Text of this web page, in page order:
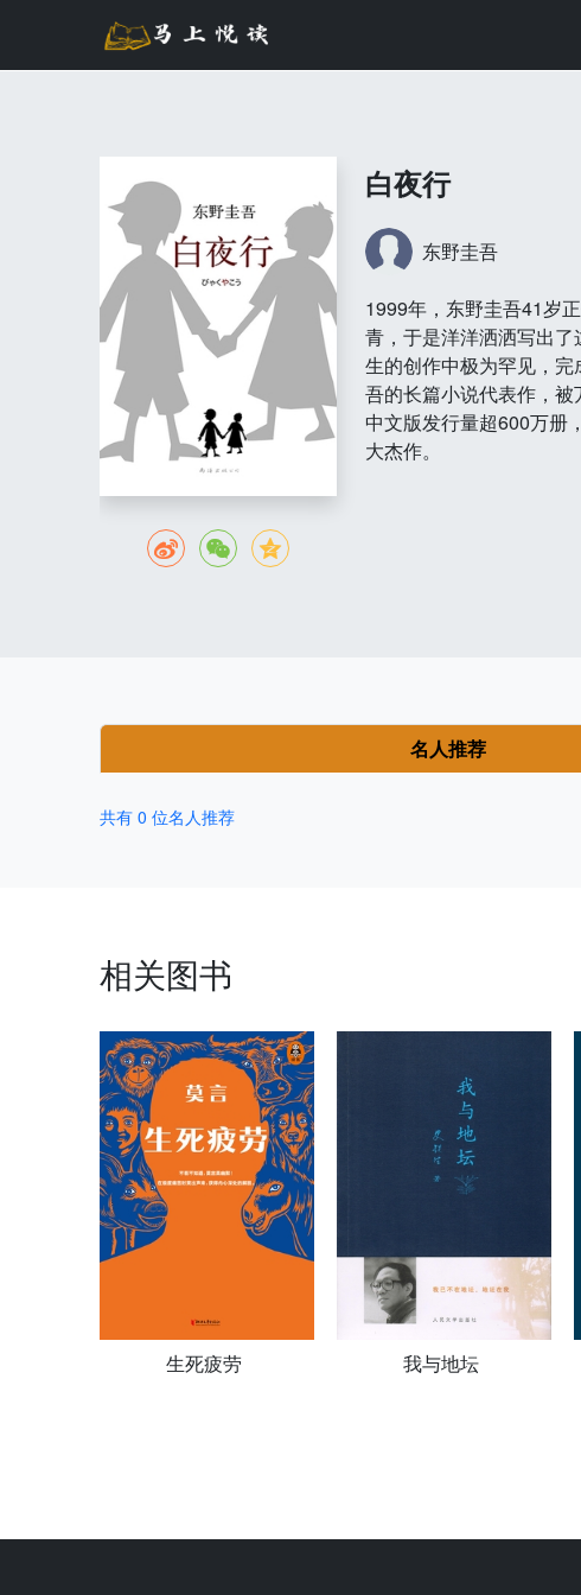
白夜行
东野圭吾
1999年，东野圭吾41岁
青，于是洋洋洒洒写出
生的创作中极为罕见，
吾的长篇小说代表作，被
中文版发行量超600万册
大杰作。
名人推荐
共有 0 位名人推荐
相关图书
生死疲劳 我与地坛